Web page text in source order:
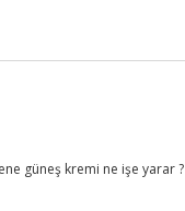
güneş kremi ne işe yarar ?